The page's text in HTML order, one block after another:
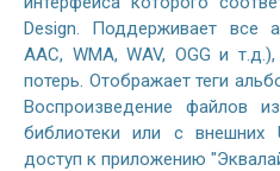
Design. Поддерживает все
AAC, WMA, WAV, OGG и
потерь. Отображает теги
Воспроизведение файлов
библиотеки или с внешних
доступ к приложению